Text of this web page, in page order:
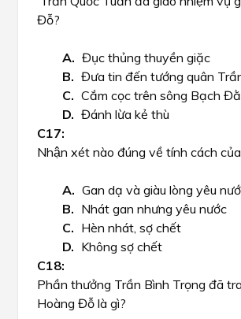
Đỗ?
Đục thủng thuyền giặc
Đưa tin đến tướng quân
Cắm cọc trên sông Bạch
Đánh lừa kẻ thù
Nhận xét nào đúng về tính cách
Gan dạ và giàu lòng yêu
Nhát gan nhưng yêu nước
Hèn nhát, sợ chết
Không sợ chết
Phần thưởng Trần Bình Trọng đã
Hoàng Đỗ là gì?